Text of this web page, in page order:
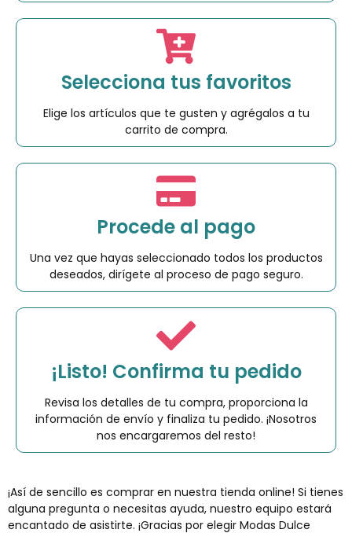
Selecciona tus favoritos
Elige los artículos que te gusten y agrégalos a tu
carrito de compra.
Procede al pago
Una vez que hayas seleccionado todos los productos
deseados, dirígete al proceso de pago seguro.
¡Listo! Confirma tu pedido
Revisa los detalles de tu compra, proporciona la
información de envío y finaliza tu pedido. ¡Nosotros
nos encargaremos del resto!
¡Así de sencillo es comprar en nuestra tienda online! Si tienes
alguna pregunta o necesitas ayuda, nuestro equipo estará
encantado de asistirte. ¡Gracias por elegir Modas Dulce